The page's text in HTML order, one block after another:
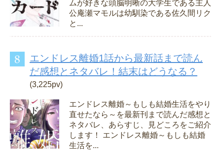
ムが好きな頭脳明晰の大学生である主人
公庵瀬マモルは幼馴染である佐久間リク
と...
エンドレス離婚1話から最新話まで読ん
だ感想とネタバレ！結末はどうなる？
(3,225pv)
エンドレス離婚～もしも結婚生活をやり
直せたなら～を最新刊まで読んだ感想と
ネタバレ、あらすじ、見どころをご紹介
します！ エンドレス離婚～もしも結婚
生活を...